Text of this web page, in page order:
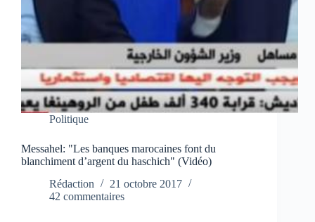
Politique
Messahel: "Les banques marocaines font du
blanchiment d’argent du haschich" (Vidéo)
Rédaction
21 octobre 2017
42 commentaires